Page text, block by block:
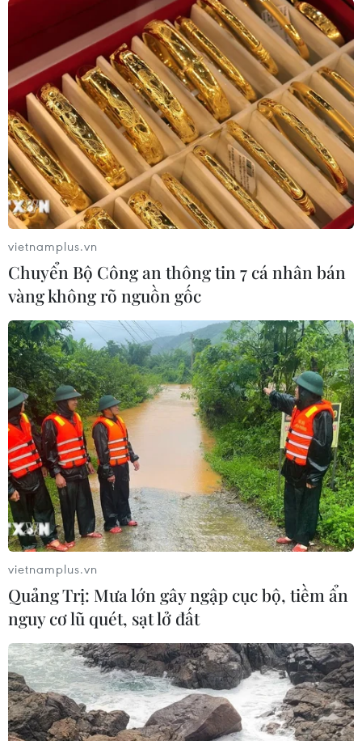
Các chuyên gia của ngân hàng ING đánh giá tình hình
hiện tại cho thấy một thỏa thuận hòa bình vẫn còn xa
vời, qua đó dòng chảy năng lượng từ Vịnh Ba Tư sẽ tiếp
tục chịu áp lực lớn.
Vì sao giá dầu vẫn neo cao dù OPEC+ liên
tiếp tăng sản lượng?
10/06/2026 22:47
Giá dầu không còn được quyết định chủ yếu bởi các
thông báo tăng hay giảm sản lượng của OPEC+, mà
ngày càng phụ thuộc vào các yếu tố địa chính trị, khả
năng ứng phó của các nước tiêu thụ lớn.
vietnamplus.vn
Chuyển Bộ Công an thông tin 7 cá nhân bán
vàng không rõ nguồn gốc
vietnamplus.vn
Quảng Trị: Mưa lớn gây ngập cục bộ, tiềm ẩn
nguy cơ lũ quét, sạt lở đất